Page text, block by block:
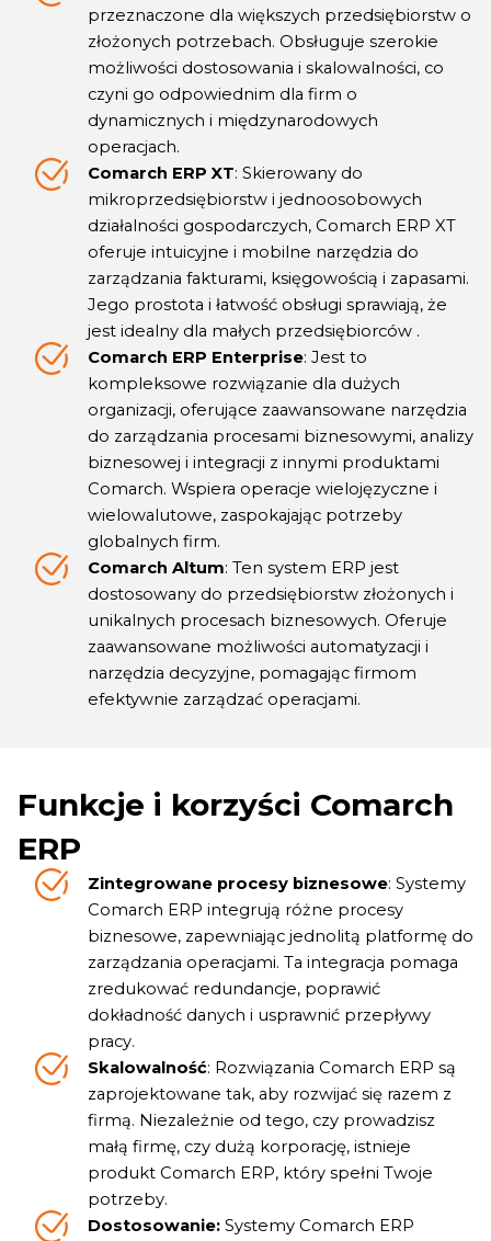
przeznaczone dla większych przedsiębiorstw o
złożonych potrzebach. Obsługuje szerokie
możliwości dostosowania i skalowalności, co
czyni go odpowiednim dla firm o
dynamicznych i międzynarodowych
operacjach.
Comarch ERP XT: Skierowany do
mikroprzedsiębiorstw i jednoosobowych
działalności gospodarczych, Comarch ERP XT
oferuje intuicyjne i mobilne narzędzia do
zarządzania fakturami, księgowością i zapasami.
Jego prostota i łatwość obsługi sprawiają, że
jest idealny dla małych przedsiębiorców .
Comarch ERP Enterprise: Jest to
kompleksowe rozwiązanie dla dużych
organizacji, oferujące zaawansowane narzędzia
do zarządzania procesami biznesowymi, analizy
biznesowej i integracji z innymi produktami
Comarch. Wspiera operacje wielojęzyczne i
wielowalutowe, zaspokajając potrzeby
globalnych firm.
Comarch Altum: Ten system ERP jest
dostosowany do przedsiębiorstw złożonych i
unikalnych procesach biznesowych. Oferuje
zaawansowane możliwości automatyzacji i
narzędzia decyzyjne, pomagając firmom
efektywnie zarządzać operacjami.
Funkcje i korzyści Comarch
ERP
Zintegrowane procesy biznesowe: Systemy
Comarch ERP integrują różne procesy
biznesowe, zapewniając jednolitą platformę do
zarządzania operacjami. Ta integracja pomaga
zredukować redundancje, poprawić
dokładność danych i usprawnić przepływy
pracy.
Skalowalność: Rozwiązania Comarch ERP są
zaprojektowane tak, aby rozwijać się razem z
firmą. Niezależnie od tego, czy prowadzisz
małą firmę, czy dużą korporację, istnieje
produkt Comarch ERP, który spełni Twoje
potrzeby.
Dostosowanie: Systemy Comarch ERP